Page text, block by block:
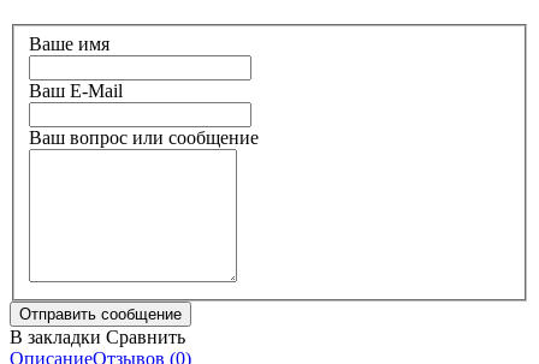
Ваше имя
Ваш E-Mail
Ваш вопрос или сообщение
В закладки Сравнить
ОписаниеОтзывов (0)